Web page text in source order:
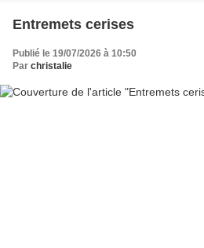
Entremets cerises
Publié le 19/07/2026 à 10:50
Par christalie